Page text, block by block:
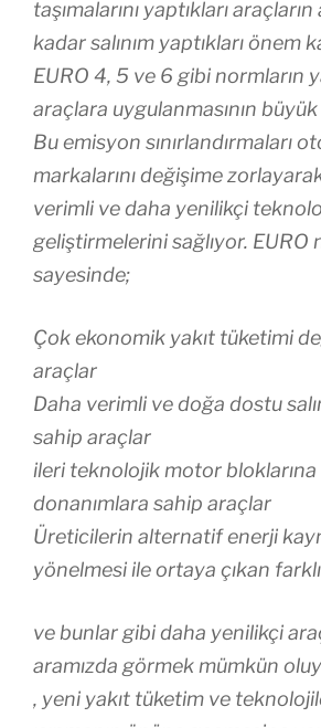
taşımalarını yaptıkları
kadar salınım yaptıkları önem
EURO 4, 5 ve 6 gibi normların
araçlara uygulanmasının büyük
Bu emisyon sınırlandırmaları
markalarını değişime
verimli ve daha yenilikçi
geliştirmelerini sağlıyor. EURO
sayesinde;
Çok ekonomik yakıt tüketimi
araçlar
Daha verimli ve doğa dostu
sahip araçlar
ileri teknolojik motor
donanımlara sahip araçlar
Üreticilerin alternatif enerji
yönelmesi ile ortaya çıkan
ve bunlar gibi daha yenilikçi
aramızda görmek mümkün
, yeni yakıt tüketim ve